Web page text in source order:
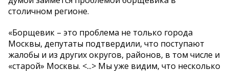
столичном регионе.
«Борщевик – это проблема не только города
Москвы, депутаты подтвердили, что поступают
жалобы и из других округов, районов, в том числе и
«старой» Москвы. <...> Мы уже видим, что несколько